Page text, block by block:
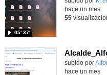
05′ 37″
hace un mes
55
Contenido
subido por
hace un mes